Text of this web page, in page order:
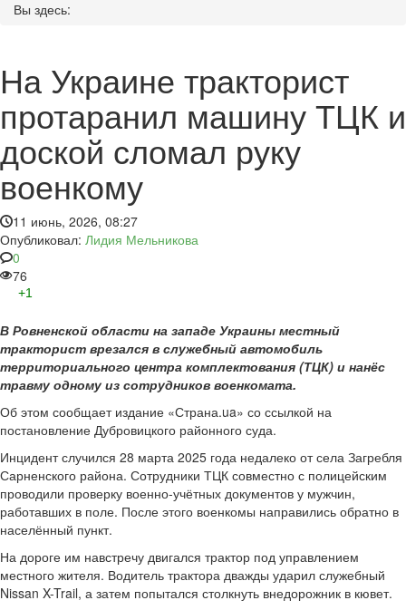
Вы здесь:
На Украине тракторист
протаранил машину ТЦК и
доской сломал руку
военкому
11 июнь, 2026, 08:27
Опубликовал: Лидия Мельникова
0
76
+1
В Ровненской области на западе Украины местный
тракторист врезался в служебный автомобиль
территориального центра комплектования (ТЦК) и нанёс
травму одному из сотрудников военкомата.
Об этом сообщает издание «Страна.ua» со ссылкой на
постановление Дубровицкого районного суда.
Инцидент случился 28 марта 2025 года недалеко от села Загребля
Сарненского района. Сотрудники ТЦК совместно с полицейским
проводили проверку военно-учётных документов у мужчин,
работавших в поле. После этого военкомы направились обратно в
населённый пункт.
На дороге им навстречу двигался трактор под управлением
местного жителя. Водитель трактора дважды ударил служебный
Nissan X-Trail, а затем попытался столкнуть внедорожник в кювет.